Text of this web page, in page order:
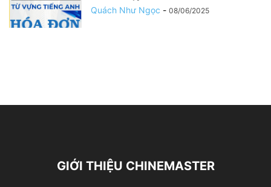
Quách Như Ngọc - 08/06/2025
GIỚI THIỆU CHINEMASTER